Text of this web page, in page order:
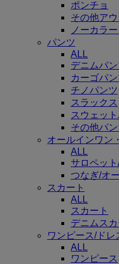
ポンチョ
その他ア
ノーカラ
パンツ
ALL
デニムパン
カーゴパン
チノパンツ
スラックス
スウェッ
その他パン
オールインワン
ALL
サロペッ
つなぎ/オ
スカート
ALL
スカート
デニムスカ
ワンピース/ドレ
ALL
ワンピース